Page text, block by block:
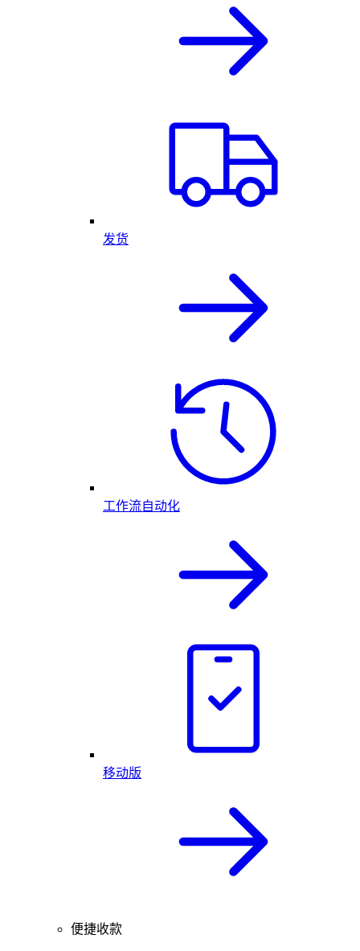
发货
工作流自动化
移动版
便捷收款